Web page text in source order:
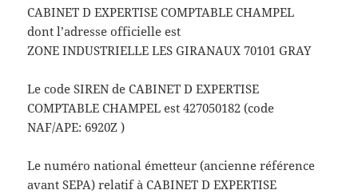
CABINET D EXPERTISE COMPTABLE CHAMPEL
dont l’adresse officielle est
ZONE INDUSTRIELLE LES GIRANAUX 70101 GRAY
Le code SIREN de CABINET D EXPERTISE
COMPTABLE CHAMPEL est 427050182 (code
NAF/APE: 6920Z )
Le numéro national émetteur (ancienne référence
avant SEPA) relatif à CABINET D EXPERTISE